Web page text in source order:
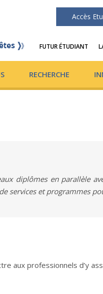
Accès
FUTUR ÉTUDIANT
RECHERCHE
diplômes en parallèle
services et programmes
aux professionnels d’y